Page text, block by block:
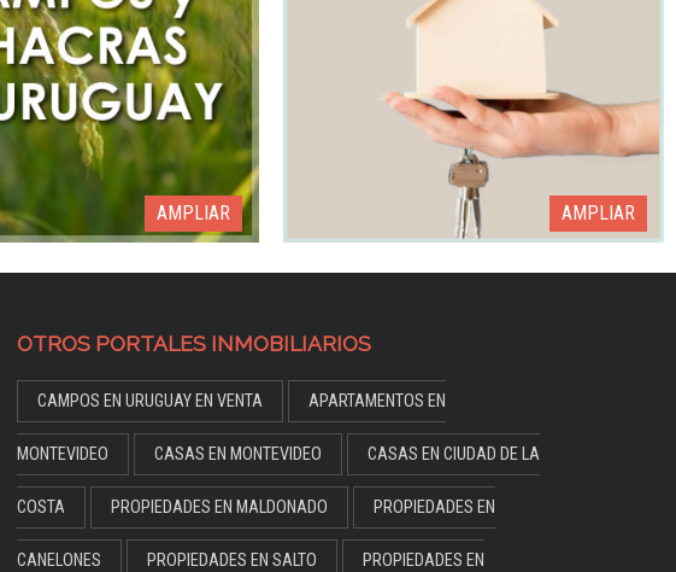
AMPLIAR AMPLIAR
OTROS PORTALES INMOBILIARIOS
CAMPOS EN URUGUAY EN VENTA APARTAMENTOS EN
MONTEVIDEO CASAS EN MONTEVIDEO CASAS EN CIUDAD DE LA
COSTA PROPIEDADES EN MALDONADO PROPIEDADES EN
CANELONES PROPIEDADES EN SALTO PROPIEDADES EN